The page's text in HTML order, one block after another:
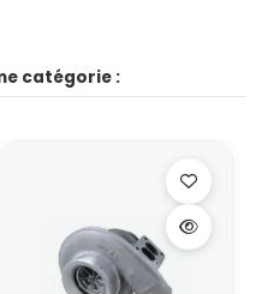
catégorie :